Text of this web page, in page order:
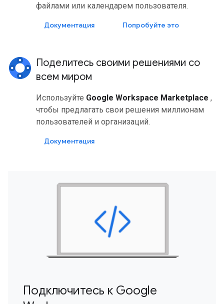
файлами или календарем пользователя.
Документация Попробуйте это
Поделитесь своими решениями со
всем миром
Используйте Google Workspace Marketplace ,
чтобы предлагать свои решения миллионам
пользователей и организаций.
Документация
Подключитесь к Google